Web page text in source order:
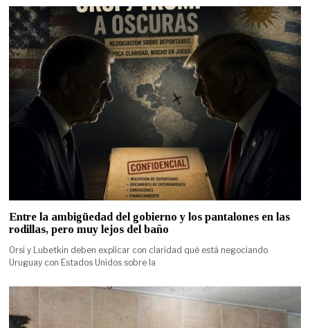
Entre la ambigüedad del gobierno y los pantalones en las
rodillas, pero muy lejos del baño
Orsi y Lubetkin deben explicar con claridad qué está negociando
Uruguay con Estados Unidos sobre la